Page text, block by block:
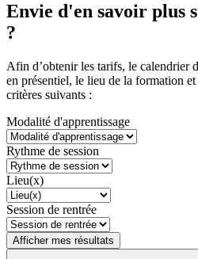
Envie d'en savoir plus
?
Afin d’obtenir les tarifs, le calendrier
en présentiel, le lieu de la formation
critères suivants :
Modalité d'apprentissage
Rythme de session
Lieu(x)
Session de rentrée
Afficher mes résultats